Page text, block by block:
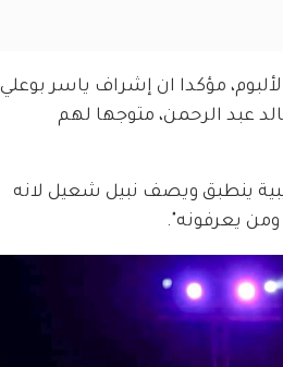
مؤكدا ان إشراف ياسر بوعلي
عبد الرحمن، متوجها لهم
ينطبق ويصف نبيل شعيل لانه
يعرفونه".